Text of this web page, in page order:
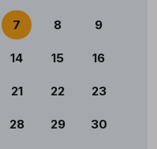
7 8 9
14 15 16
21 22 23
28 29 30